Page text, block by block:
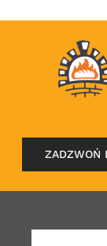
ZADZWOŃ